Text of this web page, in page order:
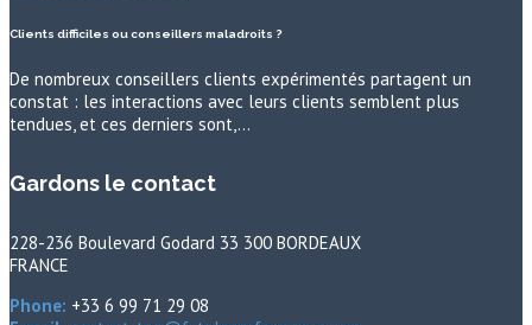
Clients difficiles ou conseillers maladroits ?
De nombreux conseillers clients expérimentés partagent un
constat : les interactions avec leurs clients semblent plus
tendues, et ces derniers sont,…
Gardons le contact
228-236 Boulevard Godard 33 300 BORDEAUX
FRANCE
Phone: +33 6 99 71 29 08